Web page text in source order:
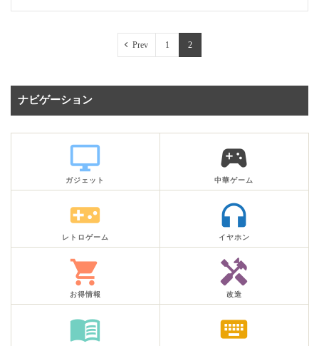
Prev 1 2
ナビゲーション
desktop_windows
ガジェット
sports_esports
中華ゲーム
videogame_asset
レトロゲーム
headphones
イヤホン
shopping_cart
お得情報
handyman
改造
menu_book keyboard